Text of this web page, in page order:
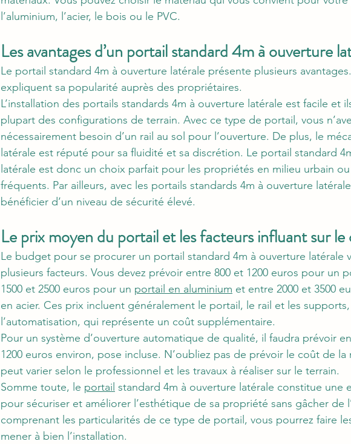
l’aluminium, l’acier, le bois ou le PVC.
Les avantages d’un portail standard 4m à ouverture
Le portail standard 4m à ouverture latérale présente plusieurs
expliquent sa popularité auprès des propriétaires.
L’installation des portails standards 4m à ouverture latérale est facile et
plupart des configurations de terrain. Avec ce type de portail, vous
nécessairement besoin d’un rail au sol pour l’ouverture. De plus, le
latérale est réputé pour sa fluidité et sa discrétion. Le portail standard
latérale est donc un choix parfait pour les propriétés en milieu urbain
fréquents. Par ailleurs, avec les portails standards 4m à ouverture
bénéficier d’un niveau de sécurité élevé.
Le prix moyen du portail et les facteurs influant sur
Le budget pour se procurer un portail standard 4m à ouverture latérale
plusieurs facteurs. Vous devez prévoir entre 800 et 1200 euros pour un
1500 et 2500 euros pour un portail en aluminium et entre 2000 et 3500
en acier. Ces prix incluent généralement le portail, le rail et les supports,
l’automatisation, qui représente un coût supplémentaire.
Pour un système d’ouverture automatique de qualité, il faudra prévoir
1200 euros environ, pose incluse. N’oubliez pas de prévoir le coût de
peut varier selon le professionnel et les travaux à réaliser sur le terrain.
Somme toute, le portail standard 4m à ouverture latérale constitue une
pour sécuriser et améliorer l’esthétique de sa propriété sans gâcher de
comprenant les particularités de ce type de portail, vous pourrez faire
mener à bien l’installation.